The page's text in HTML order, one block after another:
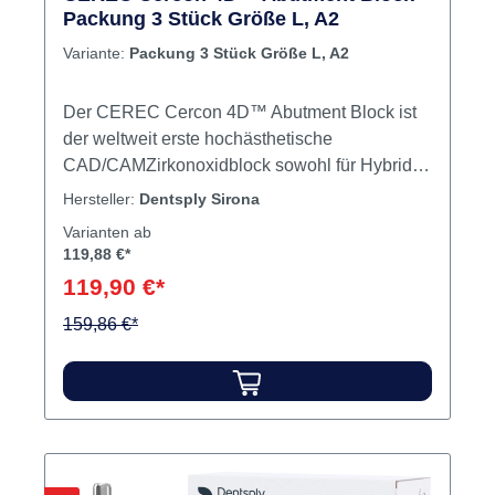
Packung 3 Stück Größe L, A2
Variante: Packung 3 Stück Größe L, A2
Der CEREC Cercon 4D™ Abutment Block ist
der weltweit erste hochästhetische
CAD/CAMZirkonoxidblock sowohl für Hybrid-
Abutments als auch für Hybrid-Abutment-
mehrdimensionaler Schichtung kombiniert er
Eigenschaften bietet: Zirkonoxid-
Abutmentblock sowohl für Hybrid-Abutments
Festigkeit von mehr als 1.100 MPa und eine
Mindestwandstärke von nur 0,5 mm für erhöhte
Mehrdimensionale Schichtung, die die Ti-Basis
maskiert und zu einer sehr hohen Ästhetik
Hersteller: Dentsply Sirona
Varianten ab
119,88 €*
119,90 €*
159,86 €*